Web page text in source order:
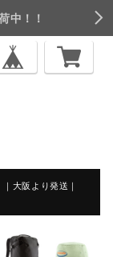
中！！
大阪より発送｜